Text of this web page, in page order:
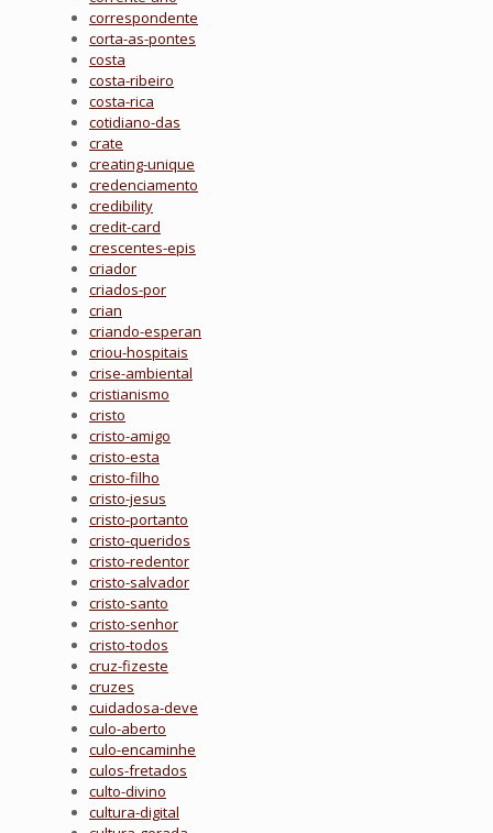
correspondente
corta-as-pontes
costa
costa-ribeiro
costa-rica
cotidiano-das
crate
creating-unique
credenciamento
credibility
credit-card
crescentes-epis
criador
criados-por
crian
criando-esperan
criou-hospitais
crise-ambiental
cristianismo
cristo
cristo-amigo
cristo-esta
cristo-filho
cristo-jesus
cristo-portanto
cristo-queridos
cristo-redentor
cristo-salvador
cristo-santo
cristo-senhor
cristo-todos
cruz-fizeste
cruzes
cuidadosa-deve
culo-aberto
culo-encaminhe
culos-fretados
culto-divino
cultura-digital